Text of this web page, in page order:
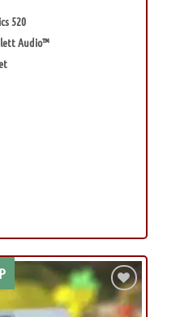
520
Audio™
Kívánságlistához